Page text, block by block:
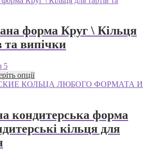
₴
варіантів.
Параметри
можна
товару
форма Круг \ Кільця
та випічки
5
опціїЦей
товар
Параметри
можна
кондитерська форма
кільця для